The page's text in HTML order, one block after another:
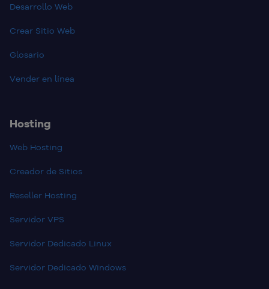
Desarrollo Web
Crear Sitio Web
Glosario
Vender en línea
Hosting
Web Hosting
Creador de Sitios
Reseller Hosting
Servidor VPS
Servidor Dedicado Linux
Servidor Dedicado Windows